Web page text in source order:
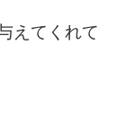
えてくれて